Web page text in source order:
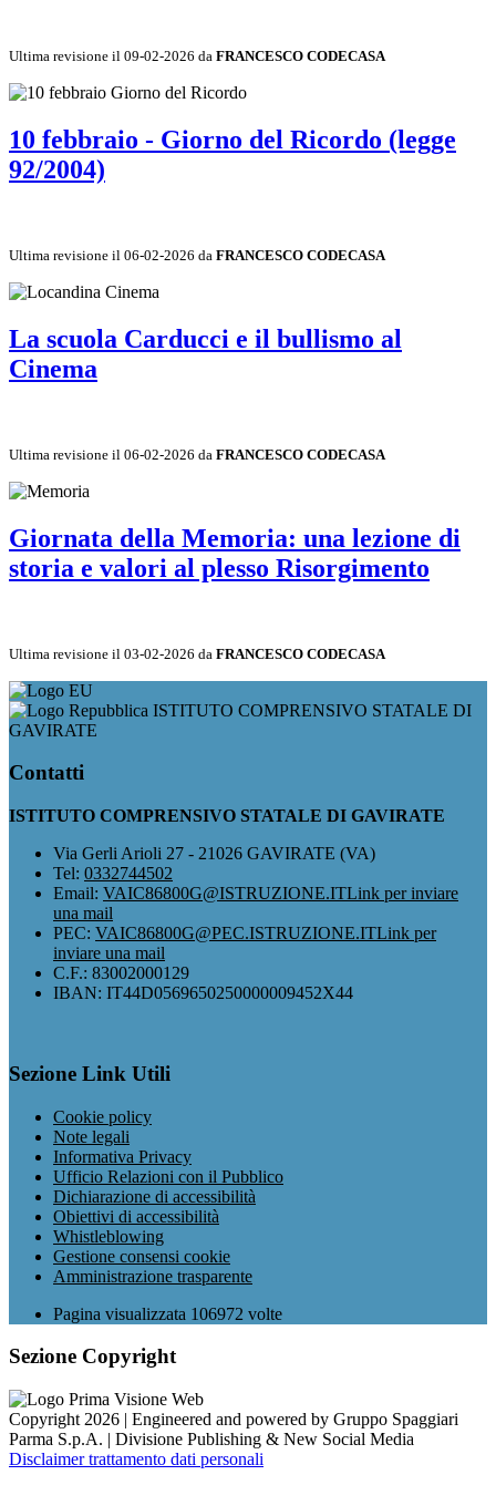
Ultima revisione il 09-02-2026 da FRANCESCO CODECASA
10 febbraio - Giorno del Ricordo (legge
92/2004)
Ultima revisione il 06-02-2026 da FRANCESCO CODECASA
La scuola Carducci e il bullismo al
Cinema
Ultima revisione il 06-02-2026 da FRANCESCO CODECASA
Giornata della Memoria: una lezione di
storia e valori al plesso Risorgimento
Ultima revisione il 03-02-2026 da FRANCESCO CODECASA
ISTITUTO COMPRENSIVO STATALE DI
GAVIRATE
Contatti
ISTITUTO COMPRENSIVO STATALE DI GAVIRATE
Via Gerli Arioli 27 - 21026 GAVIRATE (VA)
Tel: 0332744502
Email: VAIC86800G@ISTRUZIONE.ITLink per inviare
una mail
PEC: VAIC86800G@PEC.ISTRUZIONE.ITLink per
inviare una mail
C.F.: 83002000129
IBAN: IT44D0569650250000009452X44
Sezione Link Utili
Cookie policy
Note legali
Informativa Privacy
Ufficio Relazioni con il Pubblico
Dichiarazione di accessibilità
Obiettivi di accessibilità
Whistleblowing
Gestione consensi cookie
Amministrazione trasparente
Pagina visualizzata 106972 volte
Sezione Copyright
Copyright 2026 | Engineered and powered by Gruppo Spaggiari
Parma S.p.A. | Divisione Publishing & New Social Media
Disclaimer trattamento dati personali